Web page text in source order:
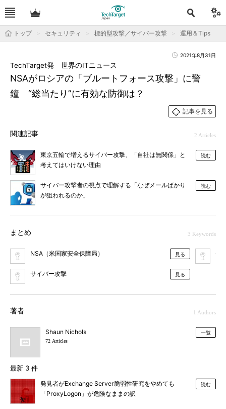
トップ セキュリティ 標的型攻撃／サイバー攻撃 運用＆Tips
2021年8月31日
NSAがロシアの「ブルートフォース攻撃」に警
鐘 “総当たり”に有効な防御は？
TechTarget発 世界のITニュース
記事を見る
関連記事 2 Articles
東京五輪で増えるサイバー攻撃、「自社は無関係」と
考えてはいけない理由
読む
サイバー攻撃者の視点で理解する「なぜメールばかり
が狙われるのか」
読む
まとめ 3 Keywords
NSA（米国家安全保障局） 見る
サイバー攻撃 見る
セ
著者 1 Authors
Shaun Nichols
72 Articles
一覧
最新 3 件
発見者がExchange Server脆弱性研究をやめても
「ProxyLogon」が危険なままの訳
読む